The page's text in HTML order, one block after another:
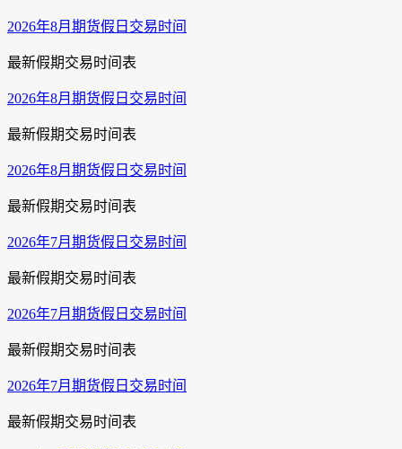
2026年8月期货假日交易时间
最新假期交易时间表
2026年8月期货假日交易时间
最新假期交易时间表
2026年8月期货假日交易时间
最新假期交易时间表
2026年7月期货假日交易时间
最新假期交易时间表
2026年7月期货假日交易时间
最新假期交易时间表
2026年7月期货假日交易时间
最新假期交易时间表